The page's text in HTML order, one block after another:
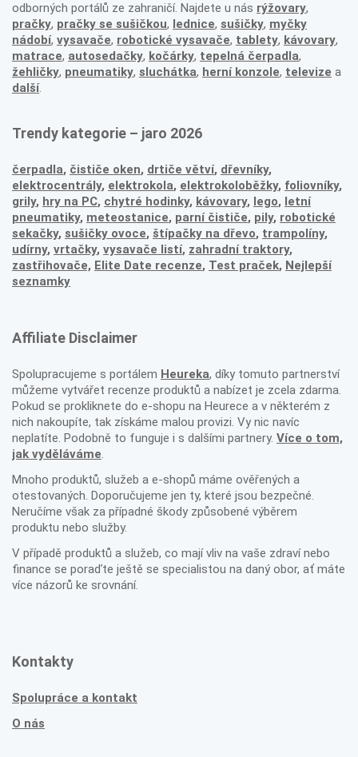
odborných portálů ze zahraničí. Najdete u nás rýžovary,
pračky, pračky se sušičkou, lednice, sušičky, myčky
nádobí, vysavače, robotické vysavače, tablety, kávovary,
matrace, autosedačky, kočárky, tepelná čerpadla,
žehličky, pneumatiky, sluchátka, herní konzole, televize a
další.
Trendy kategorie – jaro 2026
čerpadla, čističe oken, drtiče větví, dřevníky,
elektrocentrály, elektrokola, elektrokoloběžky, foliovníky,
grily, hry na PC, chytré hodinky, kávovary, lego, letní
pneumatiky, meteostanice, parní čističe, pily, robotické
sekačky, sušičky ovoce, štípačky na dřevo, trampolíny,
udírny, vrtačky, vysavače listí, zahradní traktory,
zastřihovače, Elite Date recenze, Test praček, Nejlepší
seznamky
Affiliate Disclaimer
Spolupracujeme s portálem Heureka, díky tomuto partnerství
můžeme vytvářet recenze produktů a nabízet je zcela zdarma.
Pokud se prokliknete do e-shopu na Heurece a v některém z
nich nakoupíte, tak získáme malou provizi. Vy nic navíc
neplatíte. Podobně to funguje i s dalšími partnery. Více o tom,
jak vyděláváme.
Mnoho produktů, služeb a e-shopů máme ověřených a
otestovaných. Doporučujeme jen ty, které jsou bezpečné.
Neručíme však za případné škody způsobené výběrem
produktu nebo služby.
V případě produktů a služeb, co mají vliv na vaše zdraví nebo
finance se poraďte ještě se specialistou na daný obor, ať máte
více názorů ke srovnání.
Kontakty
Spolupráce a kontakt
O nás